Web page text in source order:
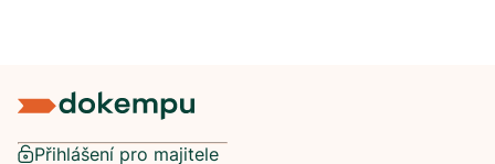
Přihlášení pro majitele